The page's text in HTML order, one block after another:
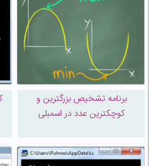
برنامه تشخیص بزرگترین و
کوچکترین عدد در اسمبلی